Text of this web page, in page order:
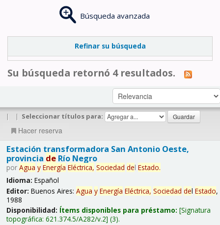
Búsqueda avanzada
Refinar su búsqueda
Su búsqueda retornó 4 resultados.
| | Seleccionar títulos para:
Hacer reserva
Estación transformadora San Antonio Oeste,
provincia deRío Negro
por Agua y Energía Eléctrica, Sociedad del Estado.
Idioma: Español
Editor: Buenos Aires: Agua y Energía Eléctrica, Sociedad del Estado,
1988
Disponibilidad: Ítems disponibles para préstamo: Signatura
topográfica: 621.374.5/A282/v.2 (3).